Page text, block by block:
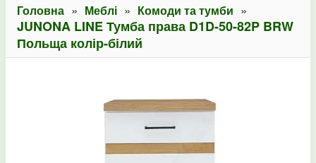
Головна » Меблі » Комоди та тумби »
JUNONA LINE Тумба права D1D-50-82P BRW
Польща колір-білий